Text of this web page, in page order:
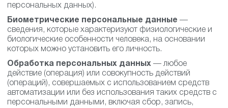
персональных данных).
Биометрические персональные данные —
сведения, которые характеризуют физиологические и
биологические особенности человека, на основании
которых можно установить его личность.
Обработка персональных данных — любое
действие (операция) или совокупность действий
(операций), совершаемых с использованием средств
автоматизации или без использования таких средств с
персональными данными, включая сбор, запись,